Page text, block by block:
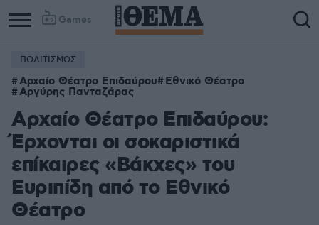
Games
ΠΟΛΙΤΙΣΜΟΣ
Αρχαίο Θέατρο Επιδαύρου Εθνικό Θέατρο
Αργύρης Πανταζάρας
Αρχαίο Θέατρο Επιδαύρου:
Έρχονται οι σοκαριστικά
επίκαιρες «Βάκχες» του
Ευριπίδη από το Εθνικό
Θέατρο